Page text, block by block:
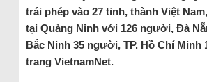
trái phép vào 27 tỉnh, thành Việt
tại Quảng Ninh với 126 người, Đà
Bắc Ninh 35 người, TP. Hồ Chí
trang VietnamNet.